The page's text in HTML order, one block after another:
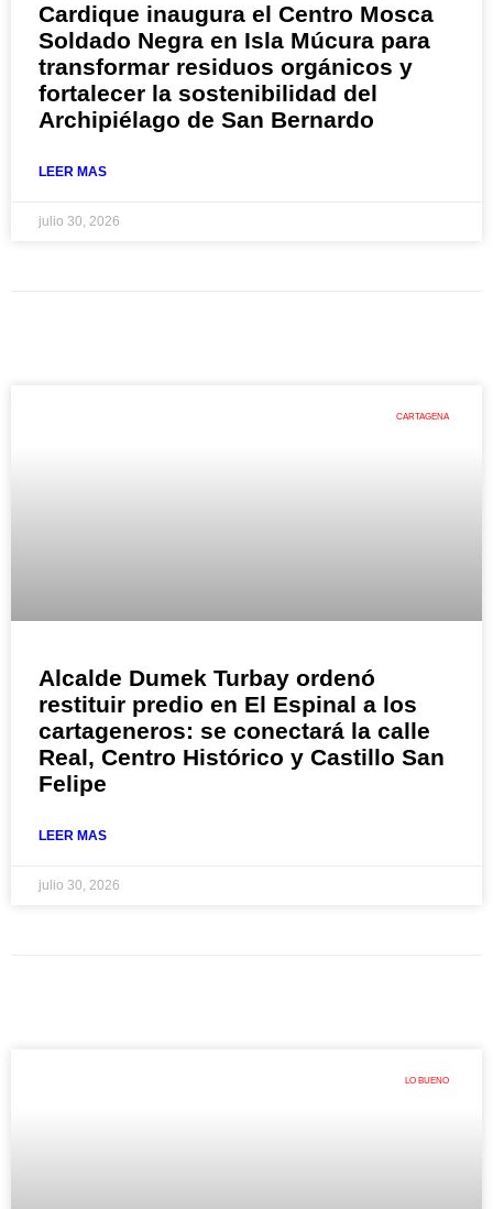
Cardique inaugura el Centro Mosca
Soldado Negra en Isla Múcura para
transformar residuos orgánicos y
fortalecer la sostenibilidad del
Archipiélago de San Bernardo
LEER MAS
julio 30, 2026
CARTAGENA
Alcalde Dumek Turbay ordenó
restituir predio en El Espinal a los
cartageneros: se conectará la calle
Real, Centro Histórico y Castillo San
Felipe
LEER MAS
julio 30, 2026
LO BUENO